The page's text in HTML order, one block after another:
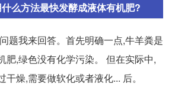
么方法最快发酵成液体有机肥?
题我来回答。首先明确一点,牛羊粪是
肥,绿色没有化学污染。 但在实际中,
燥,需要做软化或者液化... 后。